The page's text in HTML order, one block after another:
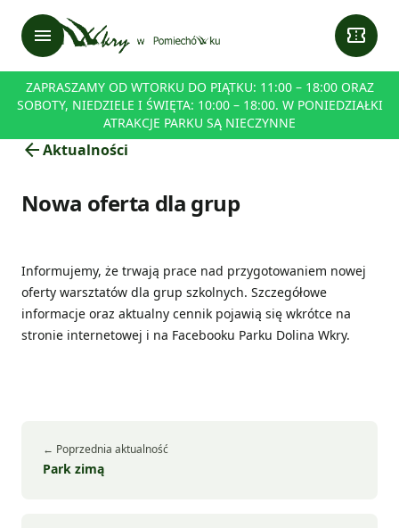
menu confirmation_number
ZAPRASZAMY OD WTORKU DO PIĄTKU: 11:00 – 18:00 ORAZ
SOBOTY, NIEDZIELE I ŚWIĘTA: 10:00 – 18:00. W PONIEDZIAŁKI
ATRAKCJE PARKU SĄ NIECZYNNE
arrow_backAktualności
Nowa oferta dla grup
Informujemy, że trwają prace nad przygotowaniem nowej
oferty warsztatów dla grup szkolnych. Szczegółowe
informacje oraz aktualny cennik pojawią się wkrótce na
stronie internetowej i na Facebooku Parku Dolina Wkry.
← Poprzednia aktualność
Park zimą